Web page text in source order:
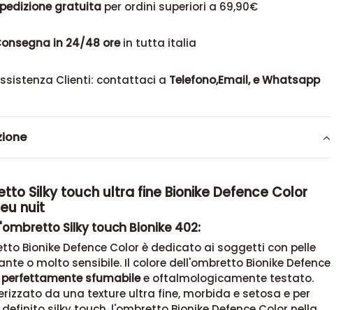
gratuitaper ordini superiori a 69,90€
in 24/48 orein tutta italia
Clienti: contattaci a Telefono,Email, e Whatsapp
Silky touch ultra fine Bionike Defence Color
nuit
Silky touch Bionike 402:
Bionike Defence Color è dedicato ai soggetti con pelle
o molto sensibile. Il colore dell'ombretto Bionike Defence
perfettamente sfumabilee oftalmologicamente testato.
da una texture ultra fine, morbida e setosa e per